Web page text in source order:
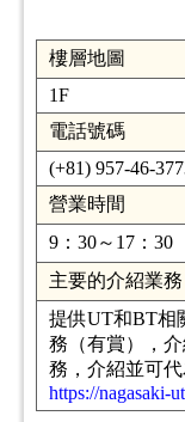
樓層地圖
1F
電話號碼
(+81) 957-46-
營業時間
9：30～17：30
主要的介紹業務
提供UT和BT相
務（有賞），
務，介紹並可
https://nagasaki-